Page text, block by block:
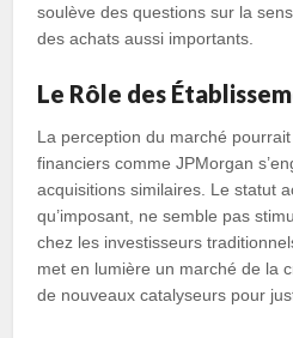
soulève des questions sur la
des achats aussi importants.
Le Rôle des
La perception du marché
financiers comme JPMorgan
acquisitions similaires. Le statut
qu’imposant, ne semble pas
chez les investisseurs
met en lumière un marché de la
de nouveaux catalyseurs pour